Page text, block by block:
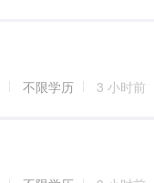
不限学历 3 小时前